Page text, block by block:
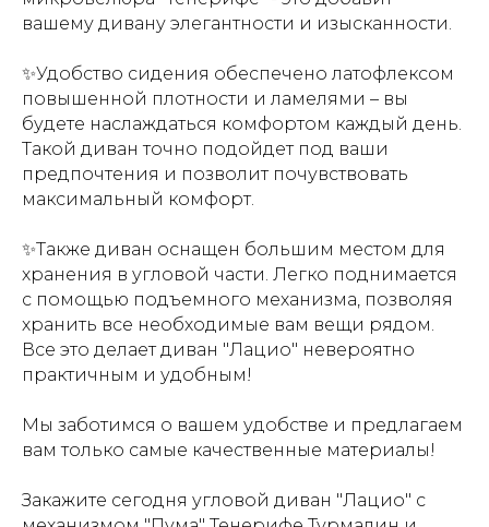
вашему дивану элегантности и изысканности.
✨Удобство сидения обеспечено латофлексом
повышенной плотности и ламелями – вы
будете наслаждаться комфортом каждый день.
Такой диван точно подойдет под ваши
предпочтения и позволит почувствовать
максимальный комфорт.
✨Также диван оснащен большим местом для
хранения в угловой части. Легко поднимается
с помощью подъемного механизма, позволяя
хранить все необходимые вам вещи рядом.
Все это делает диван "Лацио" невероятно
практичным и удобным!
Мы заботимся о вашем удобстве и предлагаем
вам только самые качественные материалы!
Закажите сегодня угловой диван "Лацио" с